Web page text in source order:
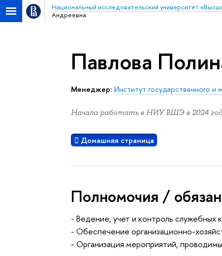
Национальный исследовательский университет
Андреевна
Павлова
Менеджер: Институт государственного и
Начала работать в НИУ ВШЭ в 2024
Домашняя страница
Полномочия /
- Ведение, учет и контроль
- Обеспечение организационно-
- Организация мероприятий,